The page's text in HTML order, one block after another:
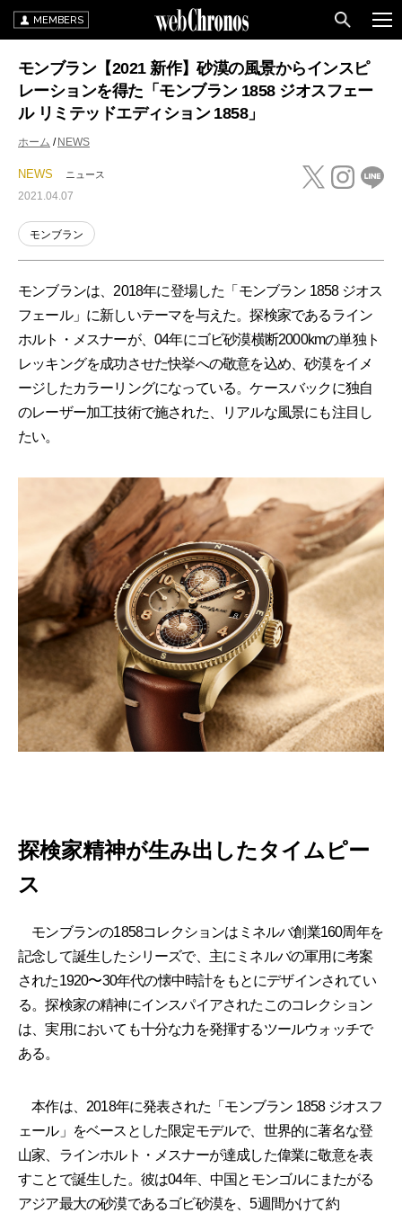
MEMBERS
モンブラン【2021 新作】砂漠の風景からインスピ
レーションを得た「モンブラン 1858 ジオスフェー
ル リミテッドエディション 1858」
ホーム NEWS
NEWS ニュース
2021.04.07
モンブラン
モンブランは、2018年に登場した「モンブラン 1858 ジオス
フェール」に新しいテーマを与えた。探検家であるライン
ホルト・メスナーが、04年にゴビ砂漠横断2000kmの単独ト
レッキングを成功させた快挙への敬意を込め、砂漠をイメ
ージしたカラーリングになっている。ケースバックに独自
のレーザー加工技術で施された、リアルな風景にも注目し
たい。
探検家精神が生み出したタイムピー
ス
モンブランの1858コレクションはミネルバ創業160周年を
記念して誕生したシリーズで、主にミネルバの軍用に考案
された1920〜30年代の懐中時計をもとにデザインされてい
る。探検家の精神にインスパイアされたこのコレクション
は、実用においても十分な力を発揮するツールウォッチで
ある。
本作は、2018年に発表された「モンブラン 1858 ジオスフ
ェール」をベースとした限定モデルで、世界的に著名な登
山家、ラインホルト・メスナーが達成した偉業に敬意を表
すことで誕生した。彼は04年、中国とモンゴルにまたがる
アジア最大の砂漠であるゴビ砂漠を、5週間かけて約